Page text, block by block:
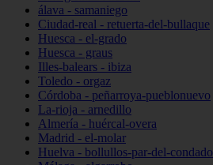
álava - samaniego
Ciudad-real - retuerta-del-bullaque
Huesca - el-grado
Huesca - graus
Illes-balears - ibiza
Toledo - orgaz
Córdoba - peñarroya-pueblonuevo
La-rioja - arnedillo
Almería - huércal-overa
Madrid - el-molar
Huelva - bollullos-par-del-condado